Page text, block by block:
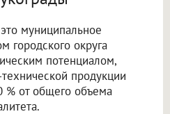
муниципальное
городского округа
потенциалом,
продукции
% от общего объема